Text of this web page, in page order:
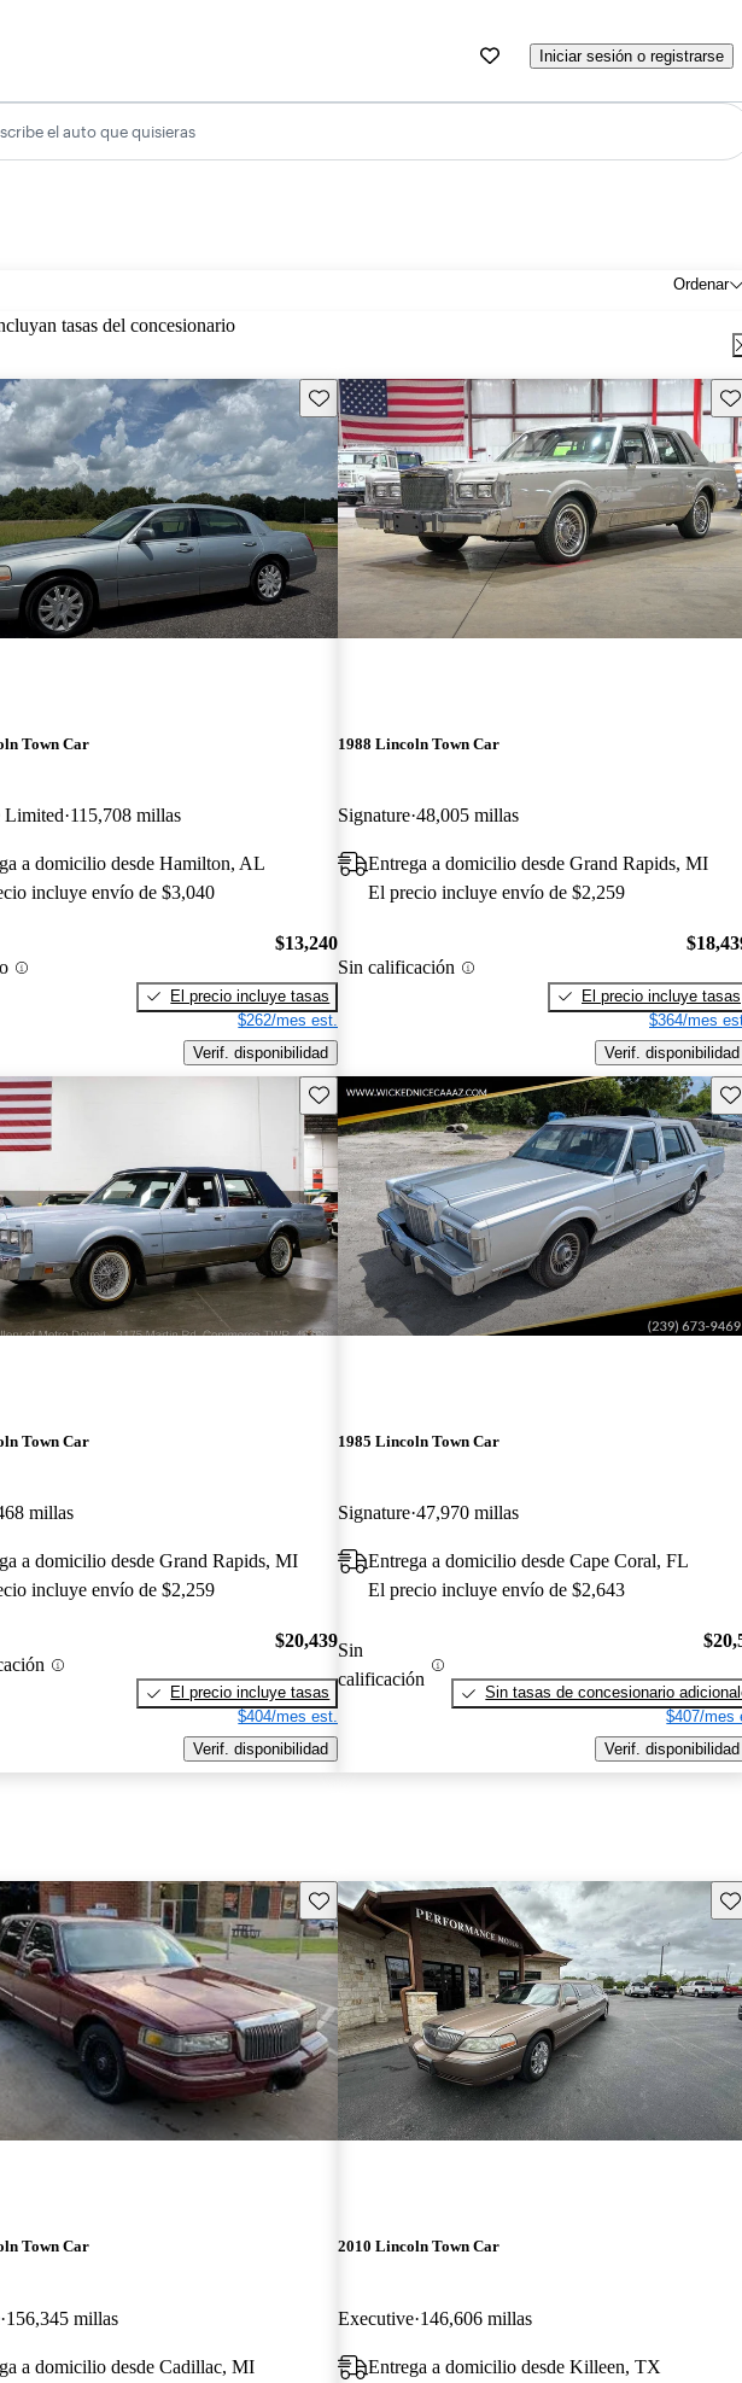
Iniciar sesión o registrarse
el auto que quisieras
Ordenar
tasas del concesionario
Guarda este Aviso
Town Car
Limited 115,708 millas
a domicilio desde Hamilton, AL
incluye envío de $3,040
$13,240
El precio incluye tasas
$262/mes est.
Verif. disponibilidad
1988 Lincoln Town Car
Signature 48,005 millas
Entrega a domicilio desde Grand Rapids, MI
El precio incluye envío de $2,259
Sin calificación
El precio incluye tasas
$364/mes
Verif. disponibilidad
Guarda este Aviso
Town Car
millas
a domicilio desde Grand Rapids, MI
incluye envío de $2,259
$20,439
El precio incluye tasas
$404/mes est.
Verif. disponibilidad
1985 Lincoln Town Car
Signature 47,970 millas
Entrega a domicilio desde Cape Coral, FL
El precio incluye envío de $2,643
Sin
calificación
Sin tasas de concesionario
$407/mes
Verif. disponibilidad
Guarda este Aviso
Town Car
156,345 millas
a domicilio desde Cadillac, MI
2010 Lincoln Town Car
Executive 146,606 millas
Entrega a domicilio desde Killeen, TX